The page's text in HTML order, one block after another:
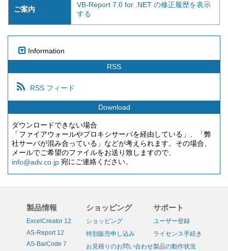
ご案内
VB-Report 7.0 for .NET の修正履歴を表示
する
Information
RSS
RSS フィード
Download
ダウンロードできない場合
「ファイアウォールやプロキシサーバを経由している」、「弊
社サーバが混み合っている」などが考えられます。その場合、
メールでご希望のファイルをお送り致しますので、
info@adv.co.jp 宛にご連絡ください。
製品情報
ExcelCreator 12
AS-Report 12
AS-BarCode 7
ショッピング
ショッピング
特別販売申し込み
お見積りのお問い合わせ
サポート
ユーザー登録
ライセンス手続き
製品の動作状況